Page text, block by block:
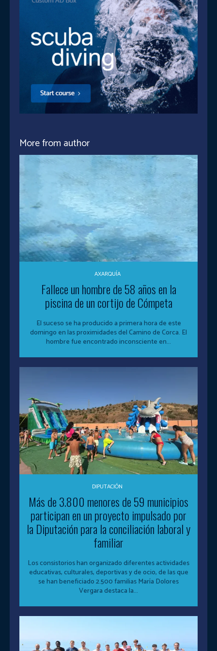
More from author
AXARQUÍA
Fallece un hombre de 58 años en la
piscina de un cortijo de Cómpeta
El suceso se ha producido a primera hora de este
domingo en las proximidades del Camino de Corca. El
hombre fue encontrado inconsciente en...
DIPUTACIÓN
Más de 3.800 menores de 59 municipios
participan en un proyecto impulsado por
la Diputación para la conciliación laboral y
familiar
Los consistorios han organizado diferentes actividades
educativas, culturales, deportivas y de ocio, de las que
se han beneficiado 2.500 familias María Dolores
Vergara destaca la...